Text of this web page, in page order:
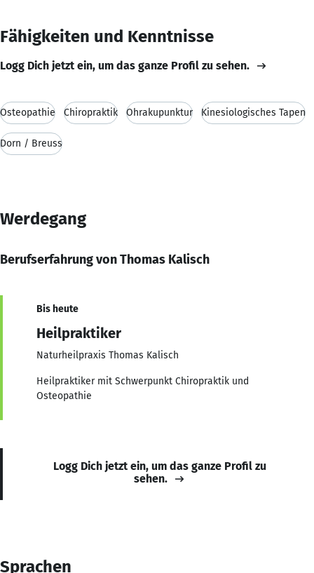
Fähigkeiten und Kenntnisse
Logg Dich jetzt ein, um das ganze Profil zu sehen.
Osteopathie Chiropraktik Ohrakupunktur Kinesiologisches Tapen
Dorn / Breuss
Werdegang
Berufserfahrung von Thomas Kalisch
Bis heute
Heilpraktiker
Naturheilpraxis Thomas Kalisch
Heilpraktiker mit Schwerpunkt Chiropraktik und
Osteopathie
Logg Dich jetzt ein, um das ganze Profil zu
sehen.
Sprachen